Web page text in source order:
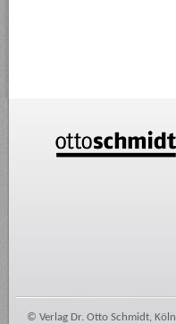
© Verlag Dr. Otto Schmidt, Köln